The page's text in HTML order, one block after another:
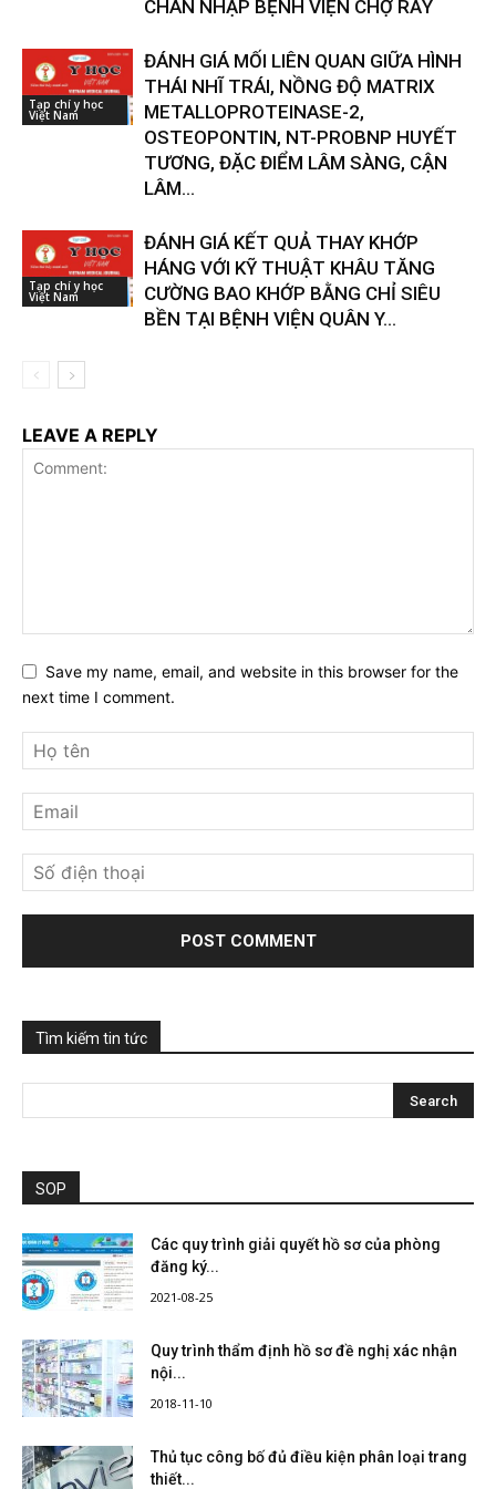
CHÂN NHẬP BỆNH VIỆN CHỢ RẪY
Tạp chí y học
Việt Nam
ĐÁNH GIÁ MỐI LIÊN QUAN GIỮA HÌNH
THÁI NHĨ TRÁI, NỒNG ĐỘ MATRIX
METALLOPROTEINASE-2,
OSTEOPONTIN, NT-PROBNP HUYẾT
TƯƠNG, ĐẶC ĐIỂM LÂM SÀNG, CẬN
LÂM...
Tạp chí y học
Việt Nam
ĐÁNH GIÁ KẾT QUẢ THAY KHỚP
HÁNG VỚI KỸ THUẬT KHÂU TĂNG
CƯỜNG BAO KHỚP BẰNG CHỈ SIÊU
BỀN TẠI BỆNH VIỆN QUÂN Y...
LEAVE A REPLY
Save my name, email, and website in this browser for the
next time I comment.
Tìm kiếm tin tức
SOP
Các quy trình giải quyết hồ sơ của phòng
đăng ký...
2021-08-25
Quy trình thẩm định hồ sơ đề nghị xác nhận
nội...
2018-11-10
Thủ tục công bố đủ điều kiện phân loại trang
thiết...